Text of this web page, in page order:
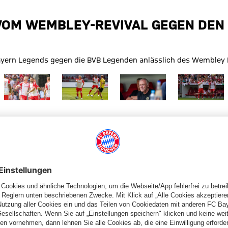
WEMBLEY-REVIVAL GEGEN DEN
Legends gegen die BVB Legenden anlässlich des Wembley
Zeige in voller GrößeZeige in voller GrößeZeige in voller GrößeZeige in voller